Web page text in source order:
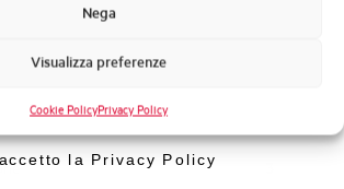
Nega
Visualizza preferenze
Cookie PolicyPrivacy Policy
(°C)
aggiornamenti, novità di
la Privacy Policy